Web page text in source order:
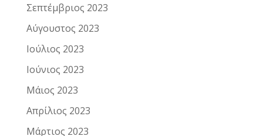
Σεπτέμβριος 2023
Αύγουστος 2023
Ιούλιος 2023
Ιούνιος 2023
Μάιος 2023
Απρίλιος 2023
Μάρτιος 2023